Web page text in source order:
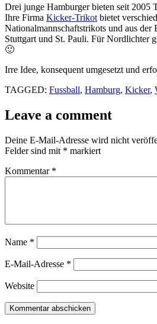
Drei junge Hamburger bieten seit 2005
Ihre Firma Kicker-Trikot bietet
Nationalmannschaftstrikots und aus
Stuttgart und St. Pauli. Für Nordlichter
🙂
Irre Idee, konsequent umgesetzt und
TAGGED: Fussball, Hamburg, Kicker,
Leave a comment
Deine E-Mail-Adresse wird nicht
Felder sind mit * markiert
Kommentar *
Name *
E-Mail-Adresse *
Website